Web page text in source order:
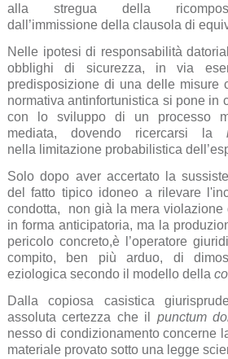
alla stregua della
dall’immissione della clausola di
Nelle ipotesi di responsabilità
obblighi di sicurezza, in via
predisposizione di una delle misure
normativa antinfortunistica si pone in
con lo sviluppo di un processo
mediata, dovendo ricercarsi la
nella limitazione probabilistica
Solo dopo aver accertato la
del fatto tipico idoneo a rilevare
condotta, non già la mera violazione
in forma anticipatoria, ma la
pericolo concreto,è l’operatore
compito, ben più arduo, di
eziologica secondo il modello della
Dalla copiosa casistica
assoluta certezza che il punctum
nesso di condizionamento concerne
materiale provato sotto una legge